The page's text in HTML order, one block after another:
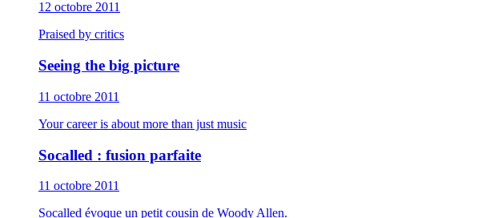
12 octobre 2011
Praised by critics
Seeing the big picture
11 octobre 2011
Your career is about more than just music
Socalled : fusion parfaite
11 octobre 2011
Socalled évoque un petit cousin de Woody Allen.